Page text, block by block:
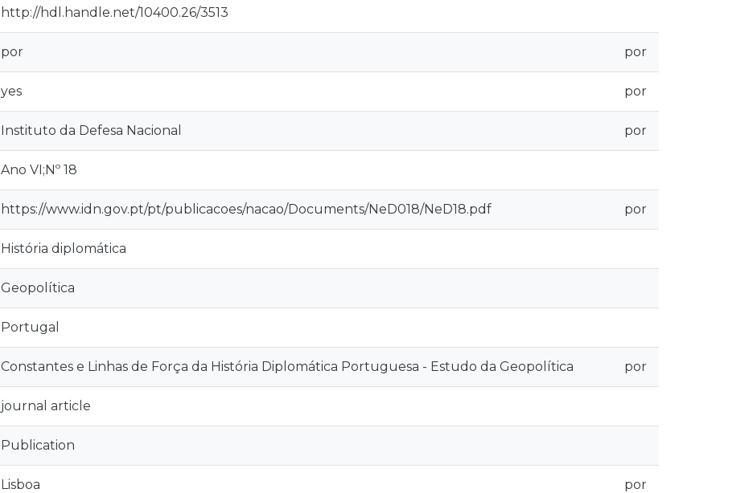
http://hdl.handle.net/10400.26/3513
por por
yes por
Instituto da Defesa Nacional por
Ano VI;Nº 18
https://www.idn.gov.pt/pt/publicacoes/nacao/Documents/NeD018/NeD18.pdf por
História diplomática
Geopolítica
Portugal
Constantes e Linhas de Força da História Diplomática Portuguesa - Estudo da Geopolítica por
journal article
Publication
Lisboa por